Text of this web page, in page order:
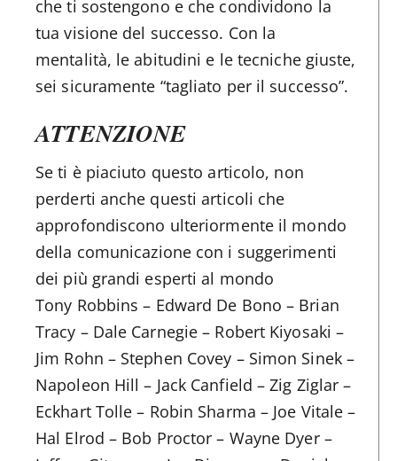
che ti sostengono e che condividono la
tua visione del successo. Con la
mentalità, le abitudini e le tecniche giuste,
sei sicuramente “tagliato per il successo”.
ATTENZIONE
Se ti è piaciuto questo articolo, non
perderti anche questi articoli che
approfondiscono ulteriormente il mondo
della comunicazione con i suggerimenti
dei più grandi esperti al mondo
Tony Robbins – Edward De Bono – Brian
Tracy – Dale Carnegie – Robert Kiyosaki –
Jim Rohn – Stephen Covey – Simon Sinek –
Napoleon Hill – Jack Canfield – Zig Ziglar –
Eckhart Tolle – Robin Sharma – Joe Vitale –
Hal Elrod – Bob Proctor – Wayne Dyer –